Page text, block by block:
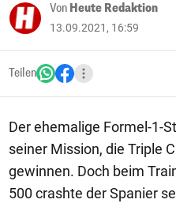
Von Heute Redaktion
13.09.2021, 16:59
Teilen
Der ehemalige Formel-1-
seiner Mission, die Triple
gewinnen. Doch beim
500 crashte der Spanier